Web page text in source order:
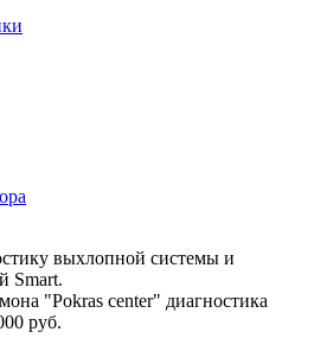
выхлопной системы и
Smart.
"Pokras center" диагностика
руб.